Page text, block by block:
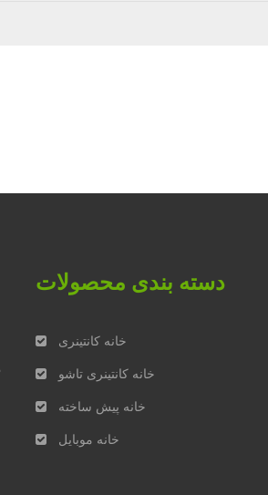
دسته بندی محصولات
خانه کانتینری
خانه کانتینری تاشو
خانه پیش ساخته
خانه موبایل